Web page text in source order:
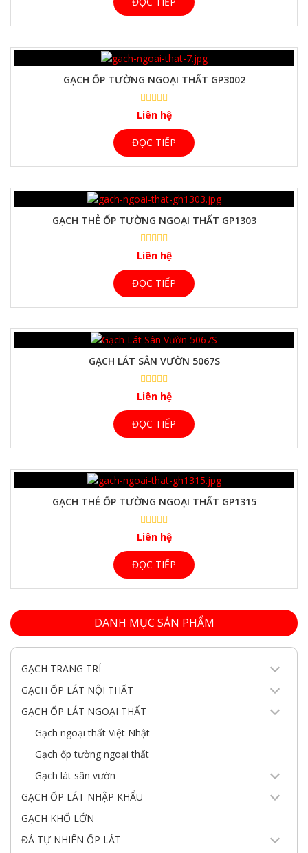
GẠCH ỐP TƯỜNG NGOẠI THẤT GP3002
Liên hệ
ĐỌC TIẾP
GẠCH THẺ ỐP TƯỜNG NGOẠI THẤT GP1303
Liên hệ
ĐỌC TIẾP
GẠCH LÁT SÂN VƯỜN 5067S
Liên hệ
ĐỌC TIẾP
GẠCH THẺ ỐP TƯỜNG NGOẠI THẤT GP1315
Liên hệ
ĐỌC TIẾP
DANH MỤC SẢN PHẨM
GẠCH TRANG TRÍ
GẠCH ỐP LÁT NỘI THẤT
GẠCH ỐP LÁT NGOẠI THẤT
Gạch ngoại thất Việt Nhật
Gạch ốp tường ngoại thất
Gạch lát sân vườn
GẠCH ỐP LÁT NHẬP KHẨU
GẠCH KHỔ LỚN
ĐÁ TỰ NHIÊN ỐP LÁT